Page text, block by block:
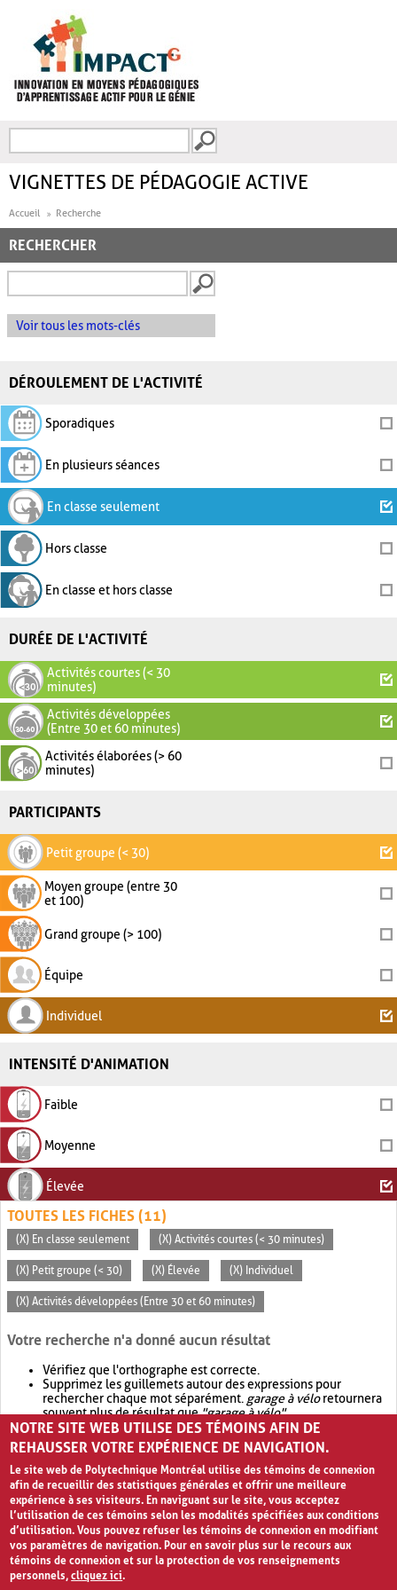
FORMULAIRE DE
VIGNETTES DE PÉDAGOGIE ACTIVE
Accueil Recherche
RECHERCHER
Voir tous les mots-clés
DÉROULEMENT DE L'ACTIVITÉ
Sporadiques
En plusieurs séances
En classe seulement
Hors classe
En classe et hors classe
DURÉE DE L'ACTIVITÉ
Activités courtes (< 30
minutes)
Activités développées
(Entre 30 et 60 minutes)
Activités élaborées (> 60
minutes)
PARTICIPANTS
Petit groupe (< 30)
Moyen groupe (entre 30
et 100)
Grand groupe (> 100)
Équipe
Individuel
INTENSITÉ D'ANIMATION
Faible
Moyenne
Élevée
TOUTES LES FICHES (11)
(X) En classe seulement (X) Activités courtes (< 30 minutes)
(X) Petit groupe (< 30) (X) Élevée (X) Individuel
(X) Activités développées (Entre 30 et 60 minutes)
Votre recherche n'a donné aucun résultat
Vérifiez que l'orthographe est correcte.
Supprimez les guillemets autour des expressions pour
rechercher chaque mot séparément. garage à véloretournera
souvent plus de résultat que"garage à vélo".
Envisagez d'élargir votre recherche avec OR.garage OR vélo
retournera souvent plus de résultat quegarage à vélo
NOTRE SITE WEB UTILISE DES TÉMOINS AFIN DE
REHAUSSER VOTRE EXPÉRIENCE DE NAVIGATION.
Le site web de Polytechnique Montréal utilise des témoins de connexion
afin de recueillir des statistiques générales et offrir une meilleure
expérience à ses visiteurs. En naviguant sur le site, vous acceptez
l’utilisation de ces témoins selon les modalités spécifiées aux conditions
d’utilisation. Vous pouvez refuser les témoins de connexion en modifiant
vos paramètres de navigation. Pour en savoir plus sur le recours aux
témoins de connexion et sur la protection de vos renseignements
personnels,cliquez ici.